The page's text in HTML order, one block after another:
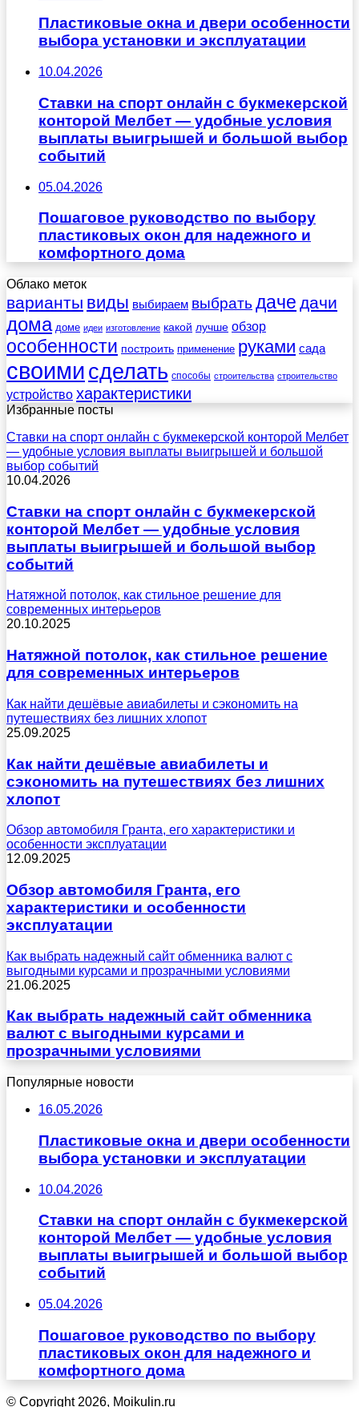
Пластиковые окна и двери особенности
выбора установки и эксплуатации
10.04.2026
Ставки на спорт онлайн с букмекерской
конторой Мелбет — удобные условия
выплаты выигрышей и большой выбор
событий
05.04.2026
Пошаговое руководство по выбору
пластиковых окон для надежного и
комфортного дома
Облако меток
варианты виды выбираем выбрать даче дачи
дома доме идеи изготовление какой лучше обзор
особенности построить применение руками сада
своими сделать способы строительства строительство
устройство характеристики
Избранные посты
Ставки на спорт онлайн с букмекерской конторой Мелбет
— удобные условия выплаты выигрышей и большой
выбор событий
10.04.2026
Ставки на спорт онлайн с букмекерской
конторой Мелбет — удобные условия
выплаты выигрышей и большой выбор
событий
Натяжной потолок, как стильное решение для
современных интерьеров
20.10.2025
Натяжной потолок, как стильное решение
для современных интерьеров
Как найти дешёвые авиабилеты и сэкономить на
путешествиях без лишних хлопот
25.09.2025
Как найти дешёвые авиабилеты и
сэкономить на путешествиях без лишних
хлопот
Обзор автомобиля Гранта, его характеристики и
особенности эксплуатации
12.09.2025
Обзор автомобиля Гранта, его
характеристики и особенности
эксплуатации
Как выбрать надежный сайт обменника валют с
выгодными курсами и прозрачными условиями
21.06.2025
Как выбрать надежный сайт обменника
валют с выгодными курсами и
прозрачными условиями
Популярные новости
16.05.2026
Пластиковые окна и двери особенности
выбора установки и эксплуатации
10.04.2026
Ставки на спорт онлайн с букмекерской
конторой Мелбет — удобные условия
выплаты выигрышей и большой выбор
событий
05.04.2026
Пошаговое руководство по выбору
пластиковых окон для надежного и
комфортного дома
© Copyright 2026, Moikulin.ru